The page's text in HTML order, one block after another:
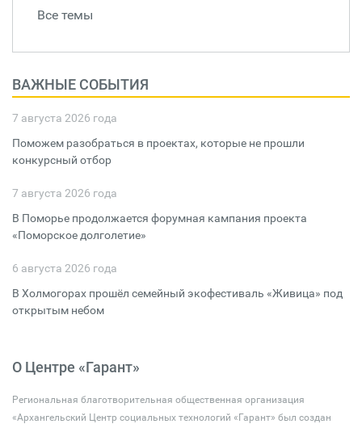
Все темы
ВАЖНЫЕ СОБЫТИЯ
7 августа 2026 года
Поможем разобраться в проектах, которые не прошли
конкурсный отбор
7 августа 2026 года
В Поморье продолжается форумная кампания проекта
«Поморское долголетие»
6 августа 2026 года
В Холмогорах прошёл семейный экофестиваль «Живица» под
открытым небом
О Центре «Гарант»
Региональная благотворительная общественная организация
«Архангельский Центр социальных технологий «Гарант» был создан